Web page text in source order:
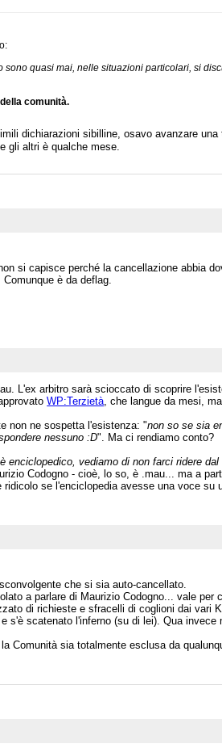
quasi mai, nelle situazioni particolari, si
comunità.
dichiarazioni sibilline, osavo avanzare una
gli altri è qualche mese.
si capisce perché la cancellazione abbia
è da deflag.
L'ex arbitro sarà scioccato di scoprire
WP:Terzietà , che langue da mesi,
non ne sospetta l'esistenza: "non so se sia
nessuno :D". Ma ci rendiamo conto?
enciclopedico, vediamo di non farci ridere
Codogno - cioè, lo so, è .mau... ma a
se l'enciclopedia avesse una voce su
che si sia auto-cancellato.
a parlare di Maurizio Codogno... vale
di richieste e sfracelli di coglioni dai vari
s'è scatenato l'inferno (su di lei). Qua
Comunità sia totalmente esclusa da